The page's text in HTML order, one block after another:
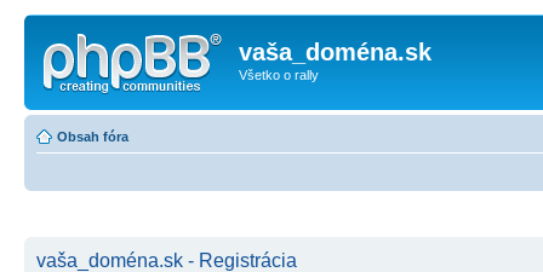
vaša_doména.sk
Všetko o rally
Obsah fóra
vaša_doména.sk - Registrácia